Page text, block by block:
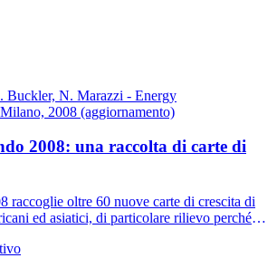
Italiana di Endocrinologia e Diabetologia
Buckler, N. Marazzi - Energy
2008 (aggiornamento)
2008: una raccolta di carte di
raccoglie oltre 60 nuove carte di crescita di
ed asiatici, di particolare rilievo perché
patrocinio del Comitato UNICEF della